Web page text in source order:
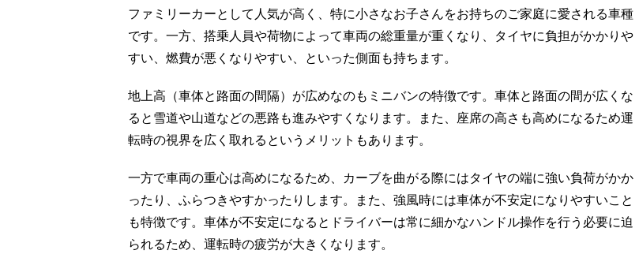
ファミリーカーとして人気が高く、特に小さなお子さんをお持ちのご家庭に愛される車種
です。一方、搭乗人員や荷物によって車両の総重量が重くなり、タイヤに負担がかかりや
すい、燃費が悪くなりやすい、といった側面も持ちます。
地上高（車体と路面の間隔）が広めなのもミニバンの特徴です。車体と路面の間が広くな
ると雪道や山道などの悪路も進みやすくなります。また、座席の高さも高めになるため運
転時の視界を広く取れるというメリットもあります。
一方で車両の重心は高めになるため、カーブを曲がる際にはタイヤの端に強い負荷がかか
ったり、ふらつきやすかったりします。また、強風時には車体が不安定になりやすいこと
も特徴です。車体が不安定になるとドライバーは常に細かなハンドル操作を行う必要に迫
られるため、運転時の疲労が大きくなります。